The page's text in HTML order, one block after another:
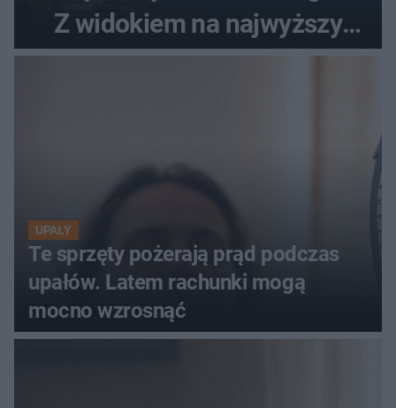
Z widokiem na najwyższy
szczyt Gór Świętokrzyskich
UPAŁY
Te sprzęty pożerają prąd podczas
upałów. Latem rachunki mogą
mocno wzrosnąć